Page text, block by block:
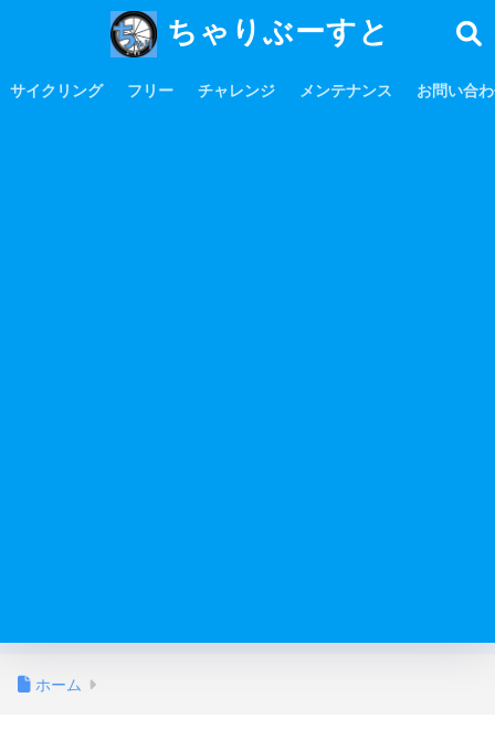
ちゃりぶーすと
サイクリング フリー チャレンジ メンテナンス お問い合
ホーム